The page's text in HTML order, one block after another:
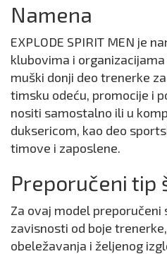
Namena
EXPLODE SPIRIT MEN je
klubovima i
muški donji deo trenerke
timsku odeću, promocije i
nositi samostalno ili u
duksericom, kao deo
timove i zaposlene.
Preporučeni tip
Za ovaj model preporučeni
zavisnosti od boje
obeležavanja i željenog